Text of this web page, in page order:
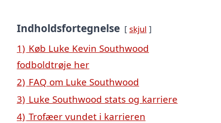
Indholdsfortegnelse skjul
1) Køb Luke Kevin Southwood
fodboldtrøje her
2) FAQ om Luke Southwood
3) Luke Southwood stats og karriere
4) Trofæer vundet i karrieren